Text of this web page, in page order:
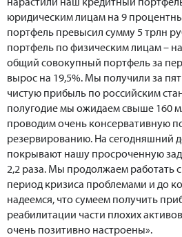
юридическим лицам на 9
портфель превысил сумму 5 трлн
портфель по физическим лицам – на
общий совокупный портфель за
вырос на 19,5%. Мы получили за
чистую прибыль по российским
полугодие мы ожидаем свыше 160
проводим очень консервативную
резервированию. На сегодняшний
покрывают нашу просроченную
2,2 раза. Мы продолжаем работать
период кризиса проблемами и до
надеемся, что сумеем получить
реабилитации части плохих
очень позитивно настроены».